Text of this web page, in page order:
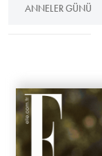
ANNELER GÜNÜ